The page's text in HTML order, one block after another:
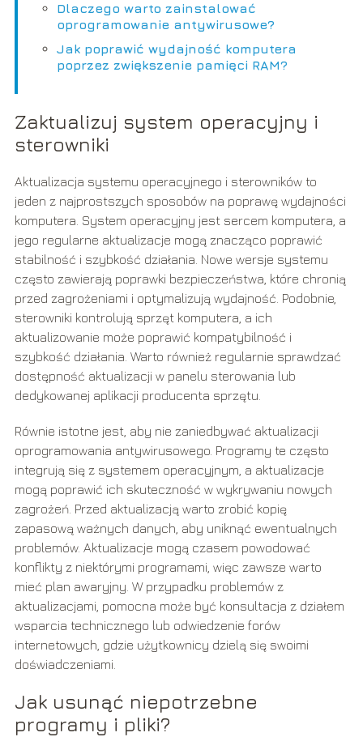
Dlaczego warto zainstalować
oprogramowanie antywirusowe?
Jak poprawić wydajność komputera
poprzez zwiększenie pamięci RAM?
Zaktualizuj system operacyjny i
sterowniki
Aktualizacja systemu operacyjnego i sterowników to
jeden z najprostszych sposobów na poprawę wydajności
komputera. System operacyjny jest sercem komputera, a
jego regularne aktualizacje mogą znacząco poprawić
stabilność i szybkość działania. Nowe wersje systemu
często zawierają poprawki bezpieczeństwa, które chronią
przed zagrożeniami i optymalizują wydajność. Podobnie,
sterowniki kontrolują sprzęt komputera, a ich
aktualizowanie może poprawić kompatybilność i
szybkość działania. Warto również regularnie sprawdzać
dostępność aktualizacji w panelu sterowania lub
dedykowanej aplikacji producenta sprzętu.
Równie istotne jest, aby nie zaniedbywać aktualizacji
oprogramowania antywirusowego. Programy te często
integrują się z systemem operacyjnym, a aktualizacje
mogą poprawić ich skuteczność w wykrywaniu nowych
zagrożeń. Przed aktualizacją warto zrobić kopię
zapasową ważnych danych, aby uniknąć ewentualnych
problemów. Aktualizacje mogą czasem powodować
konflikty z niektórymi programami, więc zawsze warto
mieć plan awaryjny. W przypadku problemów z
aktualizacjami, pomocna może być konsultacja z działem
wsparcia technicznego lub odwiedzenie forów
internetowych, gdzie użytkownicy dzielą się swoimi
doświadczeniami.
Jak usunąć niepotrzebne
programy i pliki?